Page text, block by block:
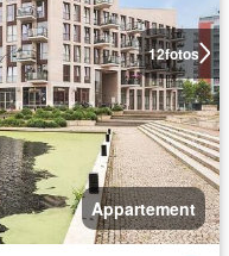
12fotos
Appartement